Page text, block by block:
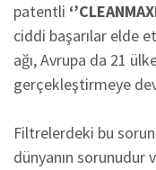
patentli
ciddi başarılar elde
ağı, Avrupa da 21
gerçekleştirmeye
Filtrelerdeki bu
dünyanın